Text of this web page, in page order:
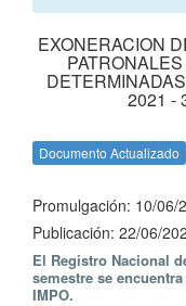
EXONERACION
2021 -
Documento Actualizado
Promulgación: 10/06/
Publicación: 22/06/
El Registro Nacional
semestre se
IMPO.